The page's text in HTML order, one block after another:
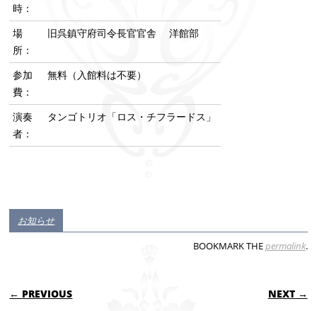
時：
場
所：
旧呉鎮守府司令長官官舎 洋館部
参加
費：
無料（入館料は不要）
演奏
者：
タンゴトリオ「ロス・チフラードス」
お知らせ
BOOKMARK THEpermalink.
POST NAVIGATION
← PREVIOUS NEXT →